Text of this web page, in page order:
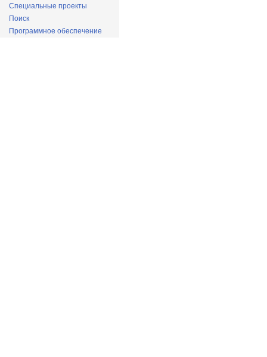
Специальные проекты
Поиск
Программное обеспечение